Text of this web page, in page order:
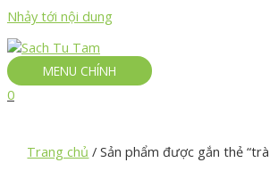
Nhảy tới nội dung
MENU CHÍNH
0
Trang chủ / Sản phẩm được gắn thẻ